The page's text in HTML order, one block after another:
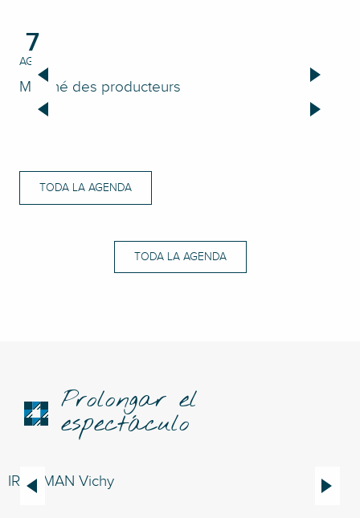
7
AGO.
Marché des producteurs
TODA LA AGENDA
TODA LA AGENDA
Prolongar el
espectáculo
IRONMAN Vichy